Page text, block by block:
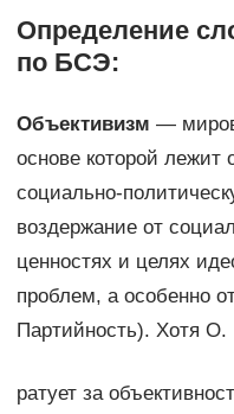
Определение
по БСЭ:
Объективизм —
основе которой лежит
социально-
воздержание от
ценностях и целях
проблем, а особенно
Партийность). Хотя О.
ратует за